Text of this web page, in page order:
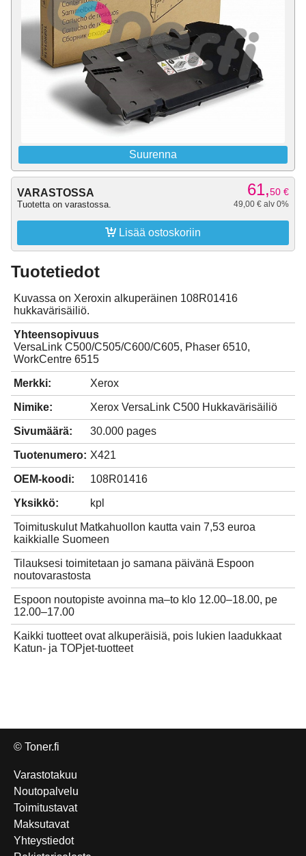
Suurenna
VARASTOSSA
Tuotetta on varastossa.
61,50 €
49,00 € alv 0%
 Lisää ostoskoriin
Tuotetiedot
Kuvassa on Xeroxin alkuperäinen 108R01416
hukkavärisäiliö.
Yhteensopivuus
VersaLink C500/C505/C600/C605, Phaser 6510,
WorkCentre 6515
Merkki: Xerox
Nimike: Xerox VersaLink C500 Hukkavärisäiliö
Sivumäärä: 30.000 pages
Tuotenumero: X421
OEM-koodi: 108R01416
Yksikkö: kpl
Toimituskulut Matkahuollon kautta vain 7,53 euroa
kaikkialle Suomeen
Tilauksesi toimitetaan jo samana päivänä Espoon
noutovarastosta
Espoon noutopiste avoinna ma–to klo 12.00–18.00, pe
12.00–17.00
Kaikki tuotteet ovat alkuperäisiä, pois lukien laadukkaat
Katun- ja TOPjet-tuotteet
© Toner.fi
Varastotakuu
Noutopalvelu
Toimitustavat
Maksutavat
Yhteystiedot